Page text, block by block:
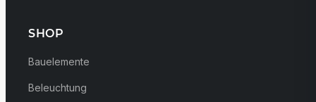
SHOP
Bauelemente
Beleuchtung